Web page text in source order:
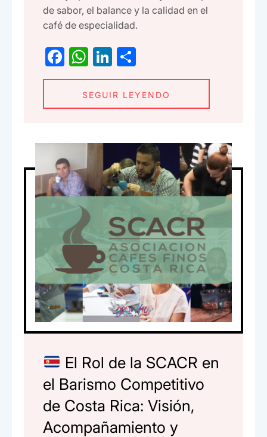
de sabor, el balance y la calidad en el
café de especialidad.
F
a
e
o
o
k
W
h
at
s
p
p
Li
n
ke
dI
o
m
p
tir
SEGUIR LEYENDO
El Rol de la SCACR en
el Barismo Competitivo
de Costa Rica: Visión,
Acompañamiento y